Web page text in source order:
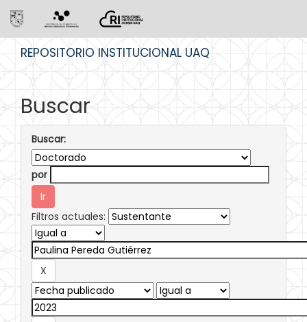
REPOSITORIO INSTITUCIONAL UAQ
Buscar
Buscar:
por
Filtros actuales: